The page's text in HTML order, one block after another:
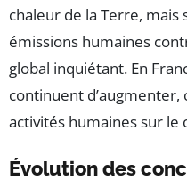
chaleur de la Terre,
émissions humaines
global inquiétant. En
continuent d’augmenter,
activités humaines sur le
Évolution des